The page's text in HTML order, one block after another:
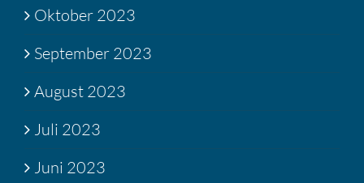
Oktober 2023
September 2023
August 2023
Juli 2023
Juni 2023